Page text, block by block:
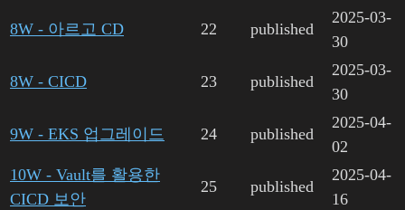
8W - 아르고 CD 22 published
2025-03-
30
8W - CICD 23 published
2025-03-
30
9W - EKS 업그레이드 24 published
2025-04-
02
10W - Vault를 활용한
CICD 보안
25 published
2025-04-
16